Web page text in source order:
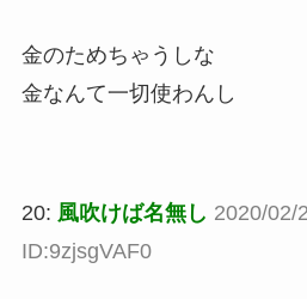
金のためちゃうしな
金なんて一切使わんし
20: 風吹けば名無し 2020/02/
ID:9zjsgVAF0